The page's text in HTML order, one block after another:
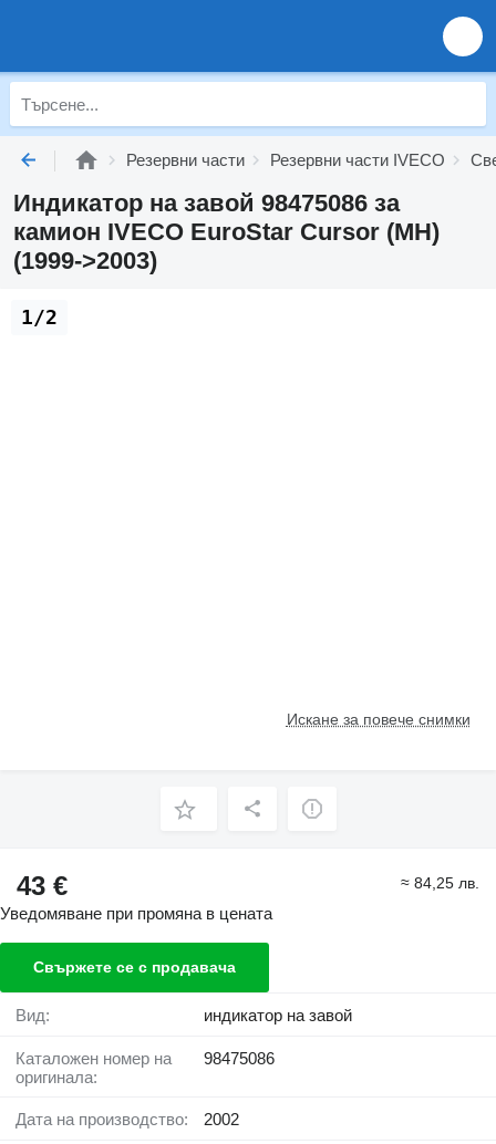
Резервни части Резервни части IVECO
Индикатор на завой 98475086 за
камион IVECO EuroStar Cursor (MH)
(1999->2003)
Искане за повече снимки
1/2
43 € ≈ 84,25 лв.
Уведомяване при промяна в цената
Свържете се с продавача
Вид: индикатор на завой
Каталожен номер на
оригинала:
98475086
Дата на производство: 2002